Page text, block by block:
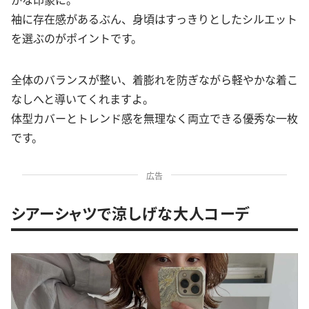
袖に存在感があるぶん、身頃はすっきりとしたシルエット
を選ぶのがポイントです。
全体のバランスが整い、着膨れを防ぎながら軽やかな着こ
なしへと導いてくれますよ。
体型カバーとトレンド感を無理なく両立できる優秀な一枚
です。
広告
シアーシャツで涼しげな大人コーデ